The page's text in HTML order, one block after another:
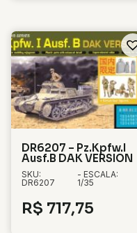
DR6207 – Pz.Kpfw.I
Ausf.B DAK VERSION
SKU:
DR6207
- ESCALA:
1/35
R$ 717,75